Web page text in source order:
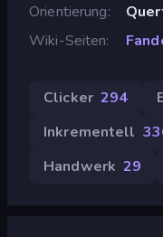
Orientierung
Wiki-Seiten
Clicker 294
Inkrementell
Handwerk 29